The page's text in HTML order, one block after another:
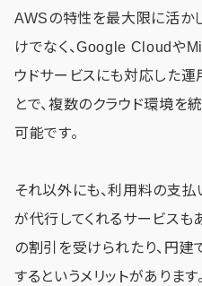
AWSの特性を最大限に活か
けでなく、Google Cloudや
ウドサービスにも対応した
とで、複数のクラウド環境を
可能です。
それ以外にも、利用料の支
が代行してくれるサービスも
の割引を受けられたり、円
するというメリットがあります。